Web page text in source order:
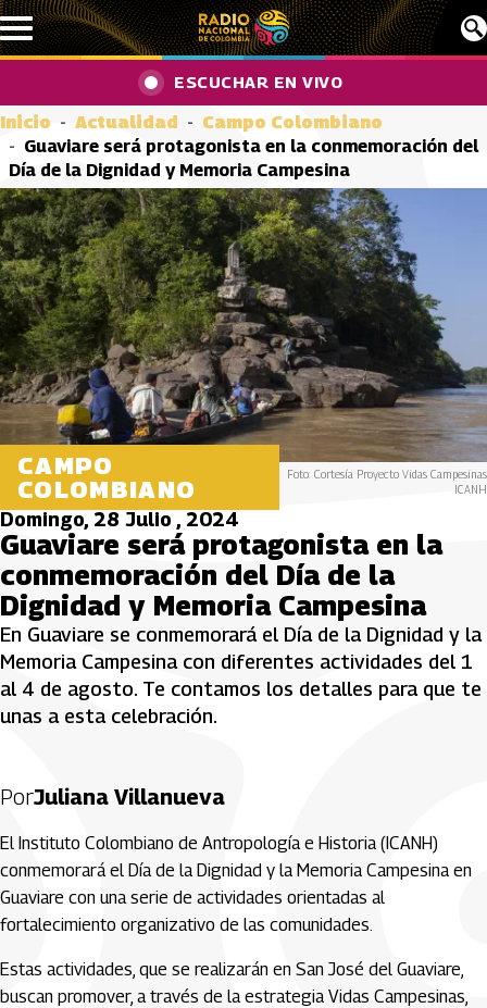
Pasar al contenido principal
ESCUCHAR EN VIVO
Inicio Actualidad
Campo Colombiano
Guaviare será protagonista en la conmemoración del
Día de la Dignidad y Memoria Campesina
CAMPO
COLOMBIANO
Foto: Cortesía Proyecto Vidas Campesinas
ICANH
Domingo, 28 Julio , 2024
Guaviare será protagonista en la
conmemoración del Día de la
Dignidad y Memoria Campesina
En Guaviare se conmemorará el Día de la Dignidad y la
Memoria Campesina con diferentes actividades del 1
al 4 de agosto. Te contamos los detalles para que te
unas a esta celebración.
PorJuliana Villanueva
El Instituto Colombiano de Antropología e Historia (ICANH)
conmemorará el Día de la Dignidad y la Memoria Campesina en
Guaviare con una serie de actividades orientadas al
fortalecimiento organizativo de las comunidades.
Estas actividades, que se realizarán en San José del Guaviare,
buscan promover, a través de la estrategia Vidas Campesinas,